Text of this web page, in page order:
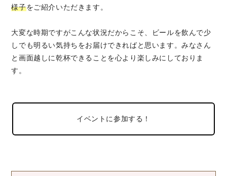
様子をご紹介いただきます。
大変な時期ですがこんな状況だからこそ、ビールを飲んで少
しでも明るい気持ちをお届けできればと思います。みなさん
と画面越しに乾杯できることを心より楽しみにしておりま
す。
イベントに参加する！